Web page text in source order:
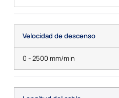
Velocidad de descenso
0 - 2500 mm/min